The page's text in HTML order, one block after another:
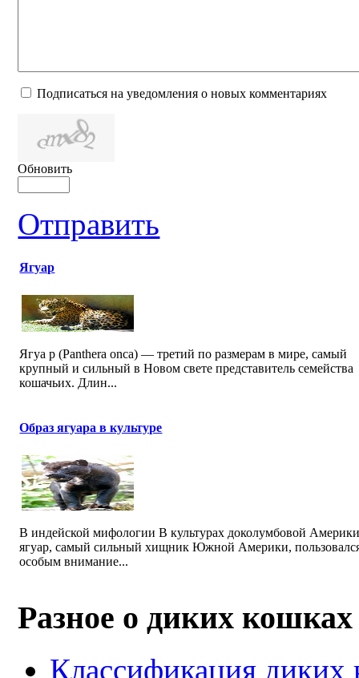
Подписаться на уведомления о новых комментариях
Обновить
Отправить
Ягуар
Ягуа р (Panthera onca) — третий по размерам в мире, самый
крупный и сильный в Новом свете представитель семейства
кошачьих. Длин...
Образ ягуара в культуре
В индейской мифологии В культурах доколумбовой
ягуар, самый сильный хищник Южной Америки,
особым внимание...
Разное о диких кошках
Классификация диких